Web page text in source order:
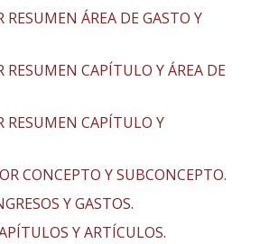
RESUMEN ÁREA DE GASTO Y
RESUMEN CAPÍTULO Y ÁREA DE
RESUMEN CAPÍTULO Y
CONCEPTO Y SUBCONCEPTO.
Y GASTOS.
Y ARTÍCULOS.